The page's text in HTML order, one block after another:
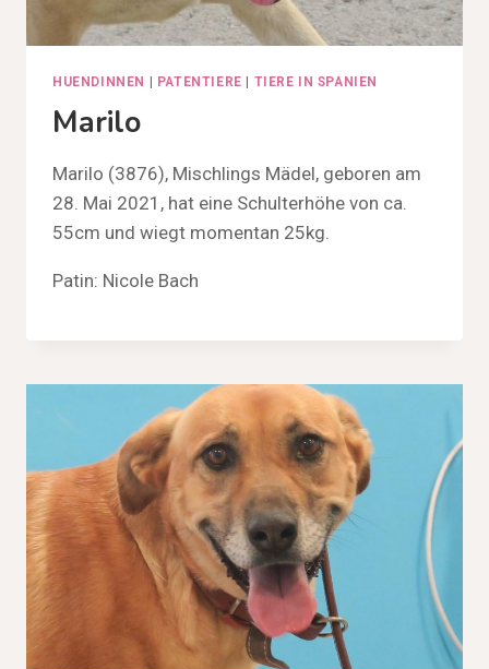
HUENDINNEN | PATENTIERE | TIERE IN SPANIEN
Marilo
Marilo (3876), Mischlings Mädel, geboren am
28. Mai 2021, hat eine Schulterhöhe von ca.
55cm und wiegt momentan 25kg.
Patin: Nicole Bach